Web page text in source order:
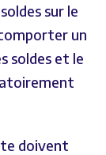
sur le
un
soldes et le
doivent